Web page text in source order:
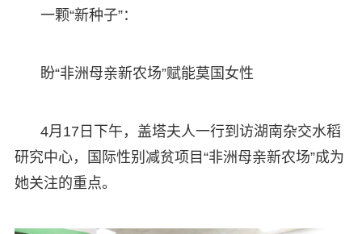
一颗“新种子”：
盼“非洲母亲新农场”赋能莫国女性
4月17日下午，盖塔夫人一行到访湖南杂交水稻
研究中心，国际性别减贫项目“非洲母亲新农场”成为
她关注的重点。